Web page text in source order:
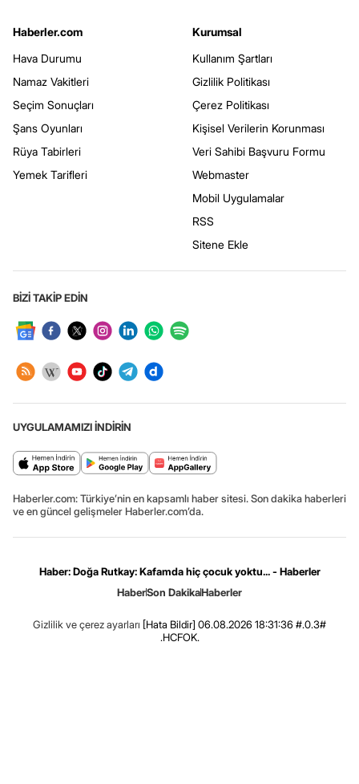
Haberler.com
Hava Durumu
Namaz Vakitleri
Seçim Sonuçları
Şans Oyunları
Rüya Tabirleri
Yemek Tarifleri
Kurumsal
Kullanım Şartları
Gizlilik Politikası
Çerez Politikası
Kişisel Verilerin Korunması
Veri Sahibi Başvuru Formu
Webmaster
Mobil Uygulamalar
RSS
Sitene Ekle
BİZİ TAKİP EDİN
UYGULAMAMIZI İNDİRİN
Haberler.com: Türkiye’nin en kapsamlı haber sitesi. Son dakika haberleri
ve en güncel gelişmeler Haberler.com’da.
Haber: Doğa Rutkay: Kafamda hiç çocuk yoktu... - Haberler
HaberSon DakikaHaberler
Gizlilik ve çerez ayarları [Hata Bildir] 06.08.2026 18:31:36 #.0.3#
.HCFOK.